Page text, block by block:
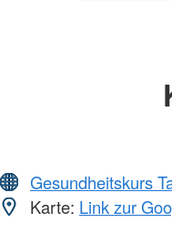
Gesundheitskurs
Karte: Link zur